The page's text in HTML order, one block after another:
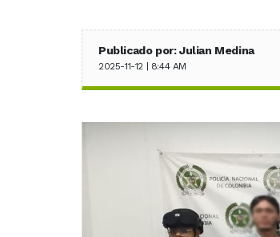
Publicado por: Julian Medina
2025-11-12 | 8:44 AM